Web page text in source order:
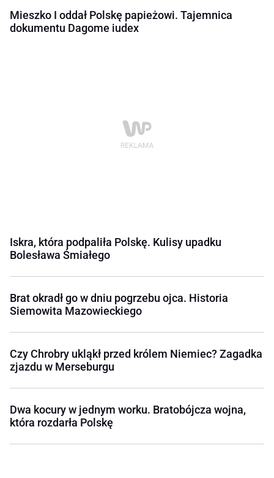
Mieszko I oddał Polskę papieżowi. Tajemnica
dokumentu Dagome iudex
Iskra, która podpaliła Polskę. Kulisy upadku
Bolesława Śmiałego
Brat okradł go w dniu pogrzebu ojca. Historia
Siemowita Mazowieckiego
Czy Chrobry ukląkł przed królem Niemiec? Zagadka
zjazdu w Merseburgu
Dwa kocury w jednym worku. Bratobójcza wojna,
która rozdarła Polskę